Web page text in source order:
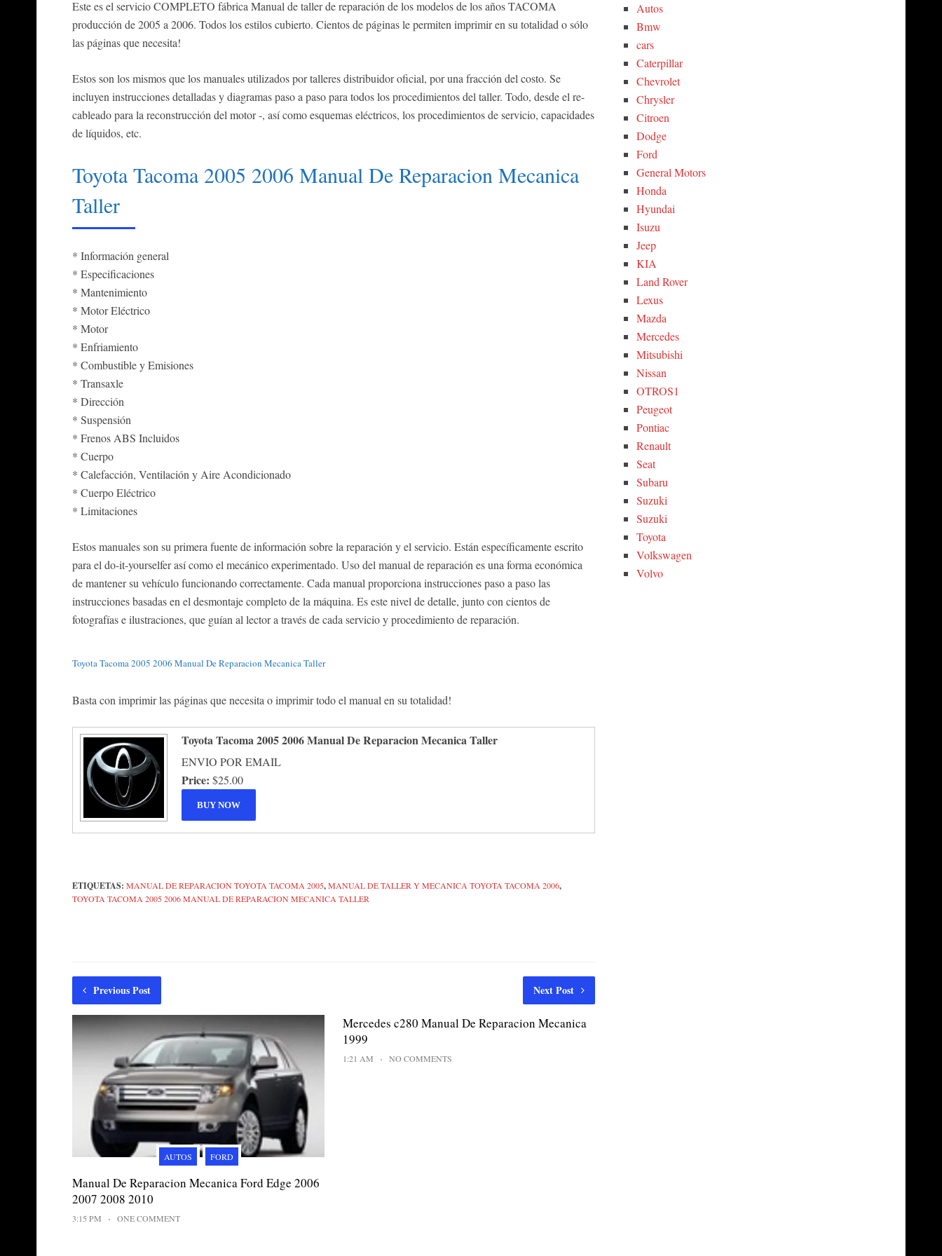
Este es el servicio COMPLETO fábrica Manual de taller de reparación de los modelos de los años TACOMA
producción de 2005 a 2006. Todos los estilos cubierto. Cientos de páginas le permiten imprimir en su totalidad o sólo
las páginas que necesita!
Estos son los mismos que los manuales utilizados por talleres distribuidor oficial, por una fracción del costo. Se
incluyen instrucciones detalladas y diagramas paso a paso para todos los procedimientos del taller. Todo, desde el re-
cableado para la reconstrucción del motor -, así como esquemas eléctricos, los procedimientos de servicio, capacidades
de líquidos, etc.
Toyota Tacoma 2005 2006 Manual De Reparacion Mecanica
Taller
* Información general
* Especificaciones
* Mantenimiento
* Motor Eléctrico
* Motor
* Enfriamiento
* Combustible y Emisiones
* Transaxle
* Dirección
* Suspensión
* Frenos ABS Incluidos
* Cuerpo
* Calefacción, Ventilación y Aire Acondicionado
* Cuerpo Eléctrico
* Limitaciones
Estos manuales son su primera fuente de información sobre la reparación y el servicio. Están específicamente escrito
para el do-it-yourselfer así como el mecánico experimentado. Uso del manual de reparación es una forma económica
de mantener su vehículo funcionando correctamente. Cada manual proporciona instrucciones paso a paso las
instrucciones basadas en el desmontaje completo de la máquina. Es este nivel de detalle, junto con cientos de
fotografías e ilustraciones, que guían al lector a través de cada servicio y procedimiento de reparación.
Toyota Tacoma 2005 2006 Manual De Reparacion Mecanica Taller
Basta con imprimir las páginas que necesita o imprimir todo el manual en su totalidad!
Toyota Tacoma 2005 2006 Manual De Reparacion Mecanica Taller
ENVIO POR EMAIL
Price: $25.00
ETIQUETAS: MANUAL DE REPARACION TOYOTA TACOMA 2005,MANUAL DE TALLER Y MECANICA TOYOTA TACOMA 2006,
TOYOTA TACOMA 2005 2006 MANUAL DE REPARACION MECANICA TALLER
Previous Post
AUTOS FORD
Manual De Reparacion Mecanica Ford Edge 2006
2007 2008 2010
3:15 PM ONE COMMENT
Next Post
Mercedes c280 Manual De Reparacion Mecanica
1999
1:21 AM NO COMMENTS
Autos
Bmw
cars
Caterpillar
Chevrolet
Chrysler
Citroen
Dodge
Ford
General Motors
Honda
Hyundai
Isuzu
Jeep
KIA
Land Rover
Lexus
Mazda
Mercedes
Mitsubishi
Nissan
OTROS1
Peugeot
Pontiac
Renault
Seat
Subaru
Suzuki
Suzuki
Toyota
Volkswagen
Volvo